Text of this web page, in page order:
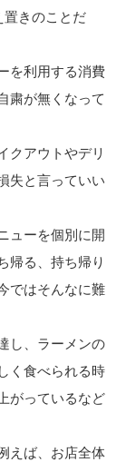
置きのことだ
を利用する消費
粛が無くなって
クアウトやデリ
失と言っていい
ューを個別に開
帰る、持ち帰り
ではそんなに難
し、ラーメンの
く食べられる時
がっているなど
えば、お店全体